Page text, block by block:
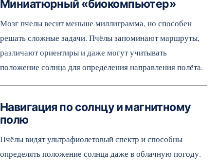
Миниатюрный «биокомпьютер»
Мозг пчелы весит меньше миллиграмма, но способен
решать сложные задачи. Пчёлы запоминают маршруты,
различают ориентиры и даже могут учитывать
положение солнца для определения направления полёта.
Навигация по солнцу и магнитному
полю
Пчёлы видят ультрафиолетовый спектр и способны
определять положение солнца даже в облачную погоду.